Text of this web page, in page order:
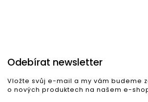
Odebírat newsletter
Vložte svůj e-mail a my vám budeme
o nových produktech na našem e-